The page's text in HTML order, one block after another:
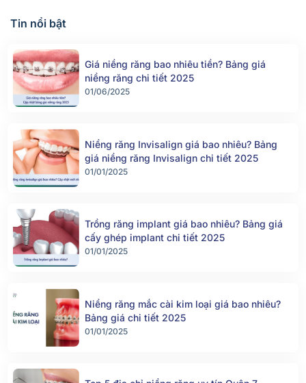
Tin nổi bật
Giá niềng răng bao nhiêu tiền? Bảng giá
niềng răng chi tiết 2025
01/06/2025
Niềng răng Invisalign giá bao nhiêu? Bảng
giá niềng răng Invisalign chi tiết 2025
01/01/2025
Trồng răng implant giá bao nhiêu? Bảng giá
cấy ghép implant chi tiết 2025
01/01/2025
Niềng răng mắc cài kim loại giá bao nhiêu?
Bảng giá chi tiết 2025
01/01/2025